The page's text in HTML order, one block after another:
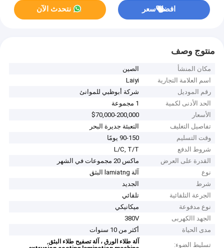
افضل سعر نتحدث الآن
منتوج وصف
مكان المنشأ
الصين
اسم العلامة التجارية
Laiyi
رقم الموديل
شركة أبوظبي للموانئ
الحد الأدنى لكمية
1 مجموعة
الأسعار
$70,000-200,000
تفاصيل التغليف
التعبئة جديرة البحر
وقت التسليم
90-150 يومًا
شروط الدفع
L/C, T/T
القدرة على العرض
ماكس 20 مجموعات في الشهر
نوع
آلة lamiatng البثق
شرط
الجديد
الجرعة التلقائية
تلقائي
نوع مدفوعة
ميكانيكي
الجهد االكهربى
380V
مدى الحياة
أكثر من 10 سنوات
تسليط الضوء:
آلة طلاء الورق ، آلة تصفيح طلاء البثق,